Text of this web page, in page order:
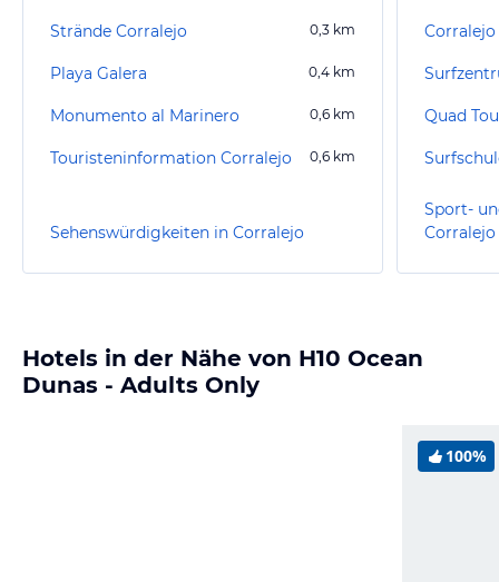
Strände Corralejo 0,3 km
Playa Galera 0,4 km
Monumento al Marinero 0,6 km
Touristeninformation Corralejo 0,6 km
Sehenswürdigkeiten in Corralejo
Corralejo
Sport-
Corralejo
Hotels in der Nähe von H10 Ocean
Dunas - Adults Only
100%